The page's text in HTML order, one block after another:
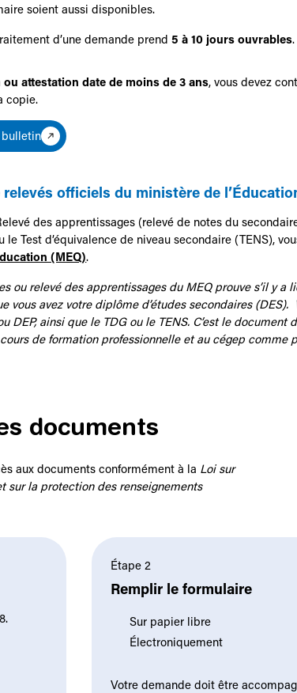
soient aussi disponibles.
d’une demande prend5 à 10 jours ouvrables.
attestation date de moins de 3 ans, vous devez
copie.
bulletin
relevés officiels du ministère de
des apprentissages (relevé de notes du
le Test d’équivalence de niveau secondaire (TENS),
(MEQ).
ou relevé des apprentissages du MEQ prouve s’il y a
vous avez votre diplôme d’études secondaires
DEP, ainsi que le TDG ou le TENS. C’est le
de formation professionnelle et au cégep comme
documents
aux documents conformément à la Loi sur
sur la protection des renseignements
Étape 2
Remplir le formulaire
Sur papier libre
Électroniquement
Votre demande doit être